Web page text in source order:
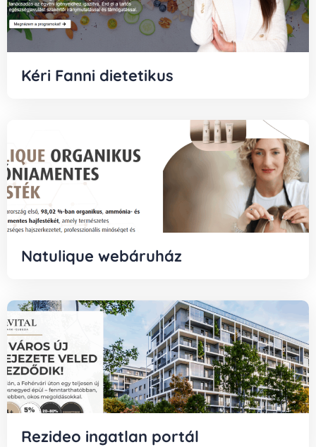
Kéri Fanni dietetikus
Natulique webáruház
Rezideo ingatlan portál